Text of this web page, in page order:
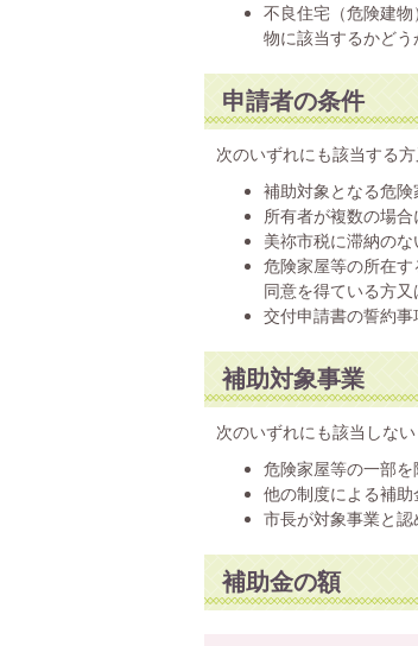
不良住宅（危険建
物に該当するかどう
申請者の条件
次のいずれにも該当する方
補助対象となる危
所有者が複数の場
美祢市税に滞納のな
危険家屋等の所在
同意を得ている方又
交付申請書の誓約
補助対象事業
次のいずれにも該当しな
危険家屋等の一部を
他の制度による補
市長が対象事業と
補助金の額